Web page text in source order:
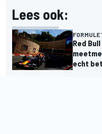
Lees ook:
FORMULE
Red
echt